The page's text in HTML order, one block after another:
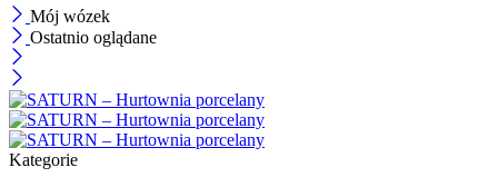
Mój wózek
Ostatnio oglądane
Kategorie